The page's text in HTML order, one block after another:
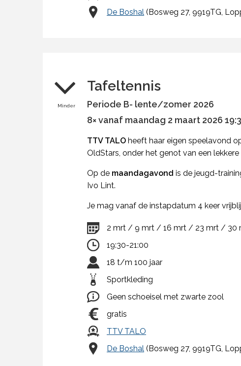
De Boshal (Bosweg 27, 9919TG,
Minder
Tafeltennis
Periode B- lente/zomer 2026
8× vanaf maandag 2 maart 2026
TTV TALO heeft haar eigen speelavond
OldStars, onder het genot van een
Op de maandagavond is de jeugd-
Ivo Lint.
Je mag vanaf de instapdatum 4 keer
2 mrt / 9 mrt / 16 mrt / 23 mrt / 30
19:30-21:00
18 t/m 100 jaar
Sportkleding
Geen schoeisel met zwarte zool
gratis
TTV TALO
De Boshal (Bosweg 27, 9919TG,